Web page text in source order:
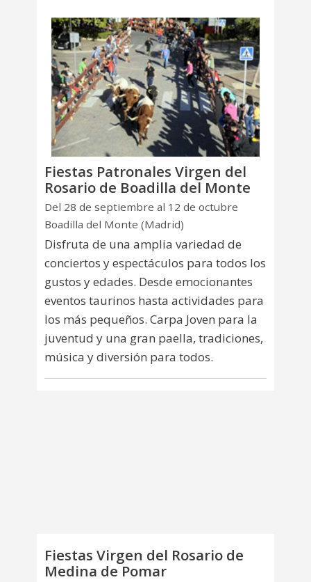
Fiestas Patronales Virgen del
Rosario de Boadilla del Monte
Del 28 de septiembre al 12 de octubre
Boadilla del Monte (Madrid)
Disfruta de una amplia variedad de
conciertos y espectáculos para todos los
gustos y edades. Desde emocionantes
eventos taurinos hasta actividades para
los más pequeños. Carpa Joven para la
juventud y una gran paella, tradiciones,
música y diversión para todos.
Fiestas Virgen del Rosario de
Medina de Pomar